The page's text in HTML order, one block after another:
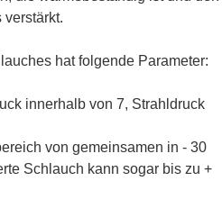
verstärkt.
hat folgende Parameter:
innerhalb von 7, Strahldruck
von gemeinsamen in - 30
Schlauch kann sogar bis zu +